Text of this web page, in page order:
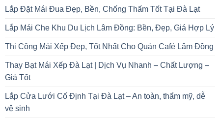
Lắp Đặt Mái Đua Đẹp, Bền, Chống Thấm Tốt Tại Đà Lạt
Lắp Mái Che Khu Du Lịch Lâm Đồng: Bền, Đẹp, Giá Hợp Lý
Thi Công Mái Xếp Đẹp, Tốt Nhất Cho Quán Café Lâm Đồng
Thay Bạt Mái Xếp Đà Lạt | Dịch Vụ Nhanh – Chất Lượng –
Giá Tốt
Lắp Cửa Lưới Cố Định Tại Đà Lạt – An toàn, thẩm mỹ, dễ
vệ sinh